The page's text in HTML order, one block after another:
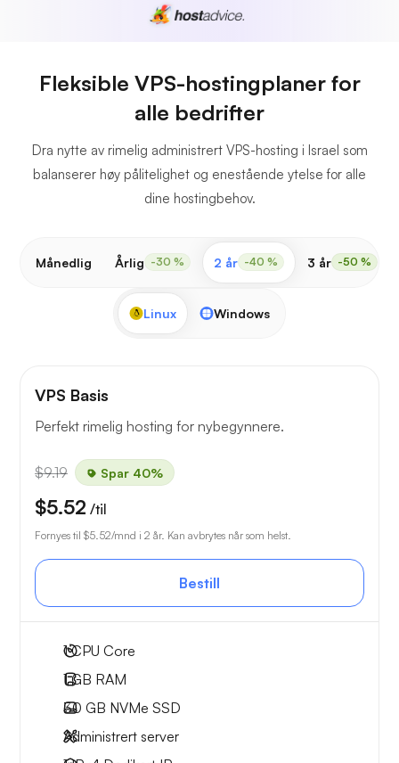
Fleksible VPS-hostingplaner for
alle bedrifter
Dra nytte av rimelig administrert VPS-hosting i Israel som
balanserer høy pålitelighet og enestående ytelse for alle
dine hostingbehov.
Månedlig Årlig -30 % 2 år -40 % 3 år -50 %
Linux Windows
VPS Basis
Perfekt rimelig hosting for nybegynnere.
$9.19 Spar 40%
$5.52 /til
Fornyes til $5.52/mnd i 2 år. Kan avbrytes når som helst.
Bestill
1CPU Core
1 GB RAM
30 GB NVMe SSD
Administrert server